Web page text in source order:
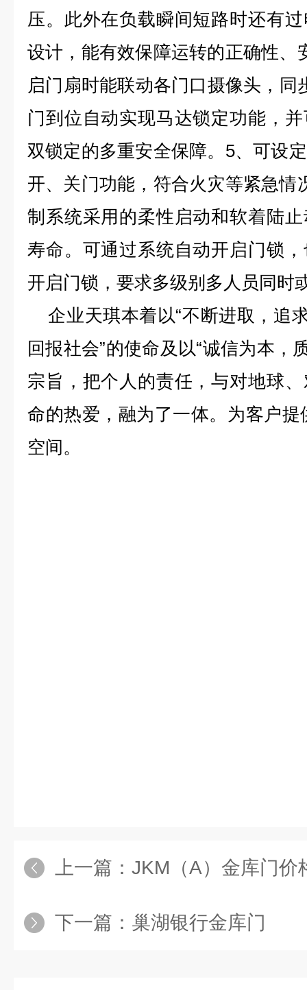
压。此外在负载瞬间短路时还有
设计，能有效保障运转的正确性、
启门扇时能联动各门口摄像头，同
门到位自动实现马达锁定功能，
双锁定的多重安全保障。5、可设
开、关门功能，符合火灾等紧急情
制系统采用的柔性启动和软着陆
寿命。可通过系统自动开启门锁
开启门锁，要求多级别多人员同时
企业天琪本着以“不断进取，追
回报社会”的使命及以“诚信为本，
宗旨，把个人的责任，与对地球
命的热爱，融为了一体。为客户
空间。
上一篇： JKM（A）金库门价
下一篇： 巢湖银行金库门